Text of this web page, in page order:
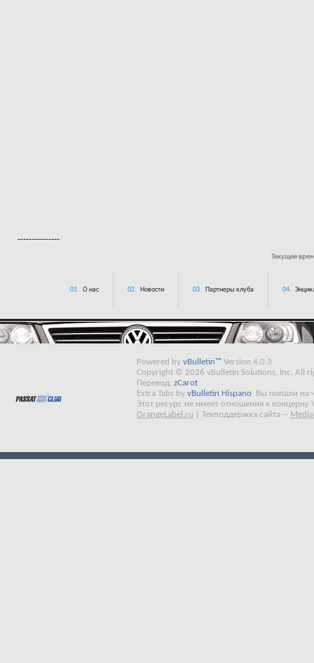
---------------
Текущее
01. О нас 02. Новости 03. Партнеры клуба 04.
Powered by vBulletin™ Version 4.0.3
Copyright © 2026 vBulletin Solutions, Inc. All
Перевод: zCarot
Extra Tabs by vBulletin Hispano
Вы попали на
Этот ресурс не имеет отношения к концерну
OrangeLabel.ru
Техподдержка сайта --